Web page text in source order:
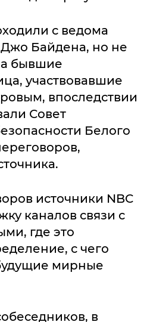
с ведома
Байдена, но не
а бывшие
участвовавшие
впоследствии
Совет
Белого
источники NBC
каналов связи с
где это
с чего
мирные
в